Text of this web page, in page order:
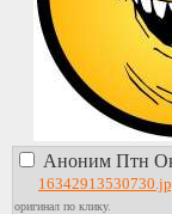
Аноним Птн
оригинал по клику.